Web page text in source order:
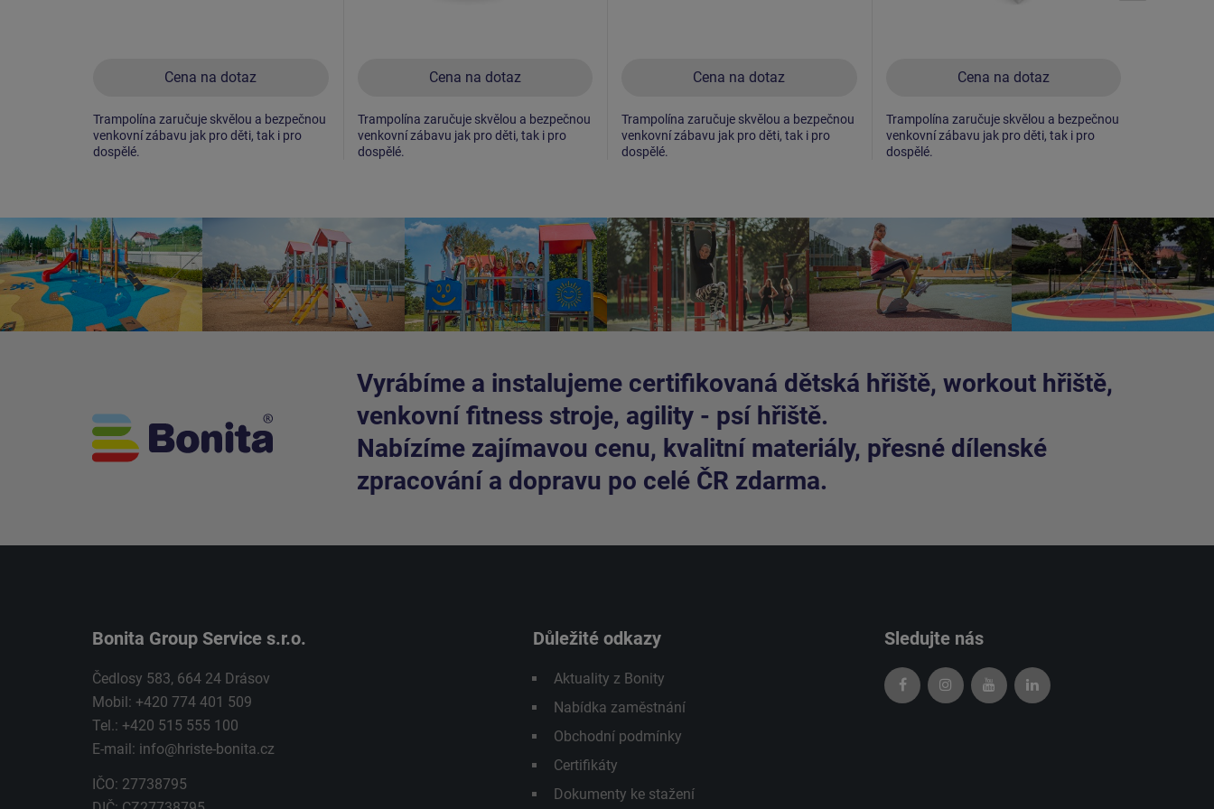
Cena na dotaz
Trampolína zaručuje skvělou a bezpečnou
venkovní zábavu jak pro děti, tak i pro
dospělé.
Cena na dotaz
Trampolína zaručuje skvělou a bezpečnou
venkovní zábavu jak pro děti, tak i pro
dospělé.
Cena na dotaz
Trampolína zaručuje skvělou a bezpečnou
venkovní zábavu jak pro děti, tak i pro
dospělé.
Cena na dotaz
Trampolína zaručuje skvělou a bezpečnou
venkovní zábavu jak pro děti, tak i pro
dospělé.
Vyrábíme a instalujeme certifikovaná dětská hřiště, workout hřiště,
venkovní fitness stroje, agility - psí hřiště.
Nabízíme zajímavou cenu, kvalitní materiály, přesné dílenské
zpracování a dopravu po celé ČR zdarma.
Bonita Group Service s.r.o.
Čedlosy 583, 664 24 Drásov
Mobil: +420 774 401 509
Tel.: +420 515 555 100
E-mail: info@hriste-bonita.cz
IČO: 27738795
Důležité odkazy
Aktuality z Bonity
Nabídka zaměstnání
Obchodní podmínky
Certifikáty
Dokumenty ke stažení
Sledujte nás